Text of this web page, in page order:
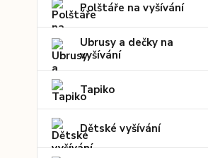
Polštáře na vyšívání
Ubrusy a dečky na
vyšívání
Tapiko
Dětské vyšívání